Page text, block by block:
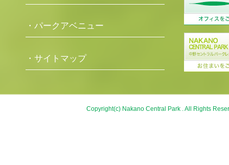
・パークアベニュー
・サイトマップ
Copyright(c) Nakano Central Park . All Rights